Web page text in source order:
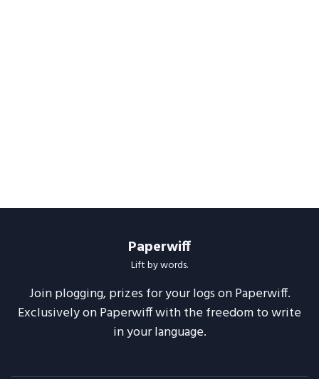
Paperwiff
Lift by words.
Join plogging, prizes for your logs on Paperwiff.
Exclusively on Paperwiff with the freedom to write
in your language.